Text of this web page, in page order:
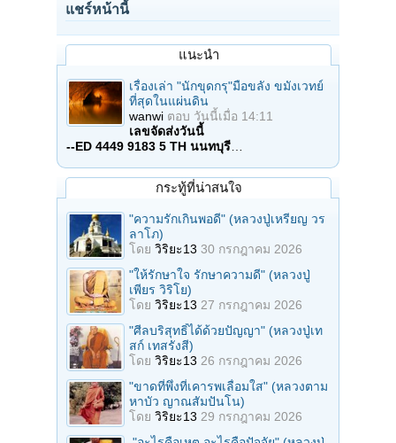
แชร์หน้านี้
แนะนำ
เรื่องเล่า "นักขุดกรุ"มือขลัง ขมังเวทย์
ที่สุดในแผ่นดิน
wanwi ตอบ วันนี้เมื่อ 14:11
เลขจัดส่งวันนี้
--ED 4449 9183 5 TH นนทบุรี
กระทู้ที่น่าสนใจ
"ความรักเกินพอดี" (หลวงปู่เหรียญ วร
ลาโภ)
โดย วิริยะ13 30 กรกฎาคม 2026
"ให้รักษาใจ รักษาความดี" (หลวงปู่
เพียร วิริโย)
โดย วิริยะ13 27 กรกฎาคม 2026
"ศีลบริสุทธิ์ได้ด้วยปัญญา" (หลวงปู่เท
สก์ เทสรังสี)
โดย วิริยะ13 26 กรกฎาคม 2026
"ขาดที่พึ่งที่เคารพเลื่อมใส" (หลวงตาม
หาบัว ญาณสัมปันโน)
โดย วิริยะ13 29 กรกฎาคม 2026